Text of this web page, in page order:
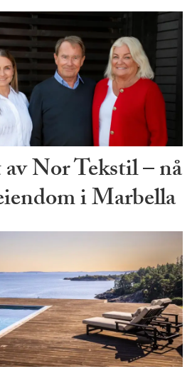
Nor Tekstil – nå
i Marbella